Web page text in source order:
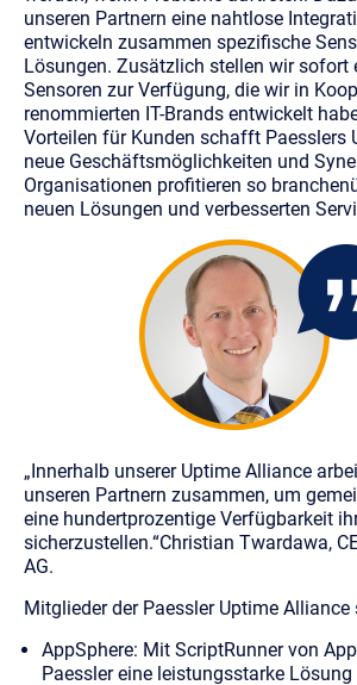
unseren Partnern eine nahtlose
entwickeln zusammen spezifische
Lösungen. Zusätzlich stellen wir sofort
Sensoren zur Verfügung, die wir in
renommierten IT-Brands entwickelt
Vorteilen für Kunden schafft Paesslers
neue Geschäftsmöglichkeiten und
Organisationen profitieren so
neuen Lösungen und verbesserten
„Innerhalb unserer Uptime Alliance
unseren Partnern zusammen, um
eine hundertprozentige Verfügbarkeit
sicherzustellen.“Christian Twardawa,
AG.
Mitglieder der Paessler Uptime
AppSphere: Mit ScriptRunner von
Paessler eine leistungsstarke